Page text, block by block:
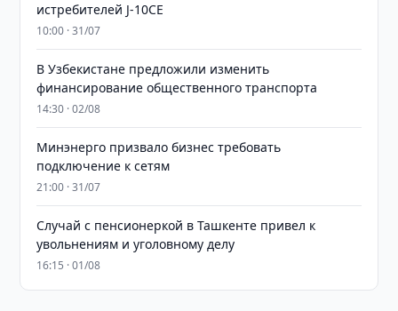
истребителей J-10CE
10:00 · 31/07
В Узбекистане предложили изменить
финансирование общественного транспорта
14:30 · 02/08
Минэнерго призвало бизнес требовать
подключение к сетям
21:00 · 31/07
Случай с пенсионеркой в Ташкенте привел к
увольнениям и уголовному делу
16:15 · 01/08